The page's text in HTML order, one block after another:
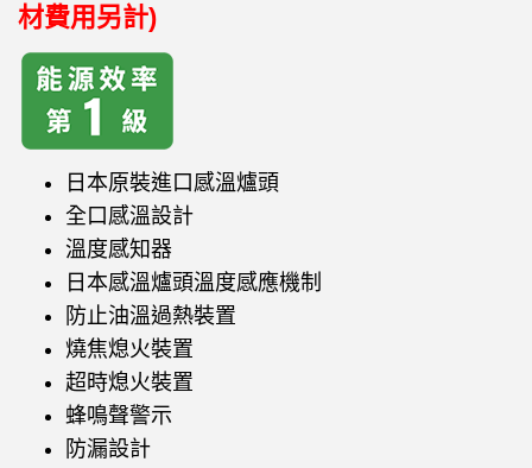
材費用另計)
日本原裝進口感溫爐頭
全口感溫設計
溫度感知器
日本感溫爐頭溫度感應機制
防止油溫過熱裝置
燒焦熄火裝置
超時熄火裝置
蜂鳴聲警示
防漏設計